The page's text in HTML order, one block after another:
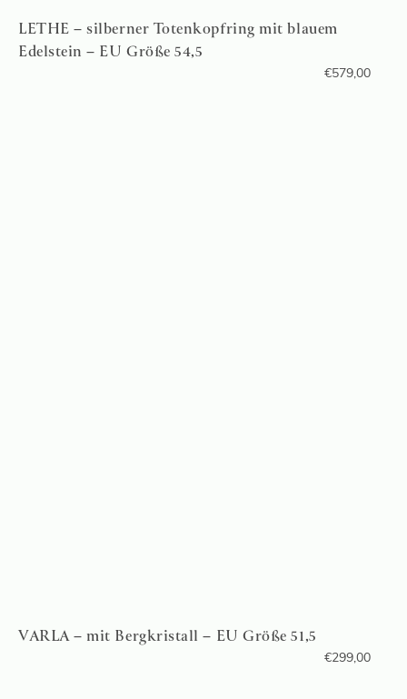
LETHE – silberner Totenkopfring mit blauem
Edelstein – EU Größe 54,5
€579,00
VARLA – mit Bergkristall – EU Größe 51,5
€299,00